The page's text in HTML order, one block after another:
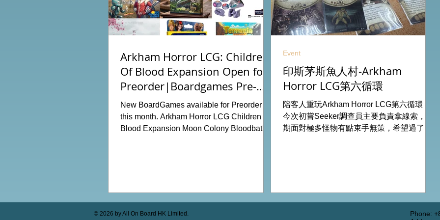
Arkham Horror LCG: Children
Of Blood Expansion Open for
Preorder|Boardgames Pre-
Order News July2026
New BoardGames available for Preorder for
this month. Arkham Horror LCG Children Of
Blood Expansion Moon Colony Bloodbath
shop: https://www.allonboardhk.com/shop
印斯茅斯魚人村-Arkham
Horror LCG第六循環
陪客人重玩Arkham Horror LCG第六循環，
今次初嘗Seeker調查員主要負責拿線索，初
期面對極多怪物有點束手無策，希望過了三
Event
© 2026 by All On Board HK Limited.
Phone: